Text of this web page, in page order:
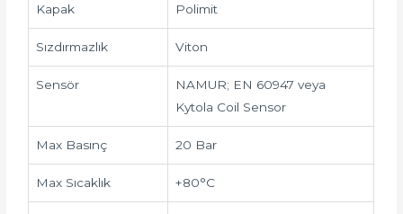
Kapak Polimit
Sızdırmazlık Viton
Sensör
NAMUR; EN 60947 veya
Kytola Coil Sensor
Max Basınç 20 Bar
Max Sıcaklık +80°C